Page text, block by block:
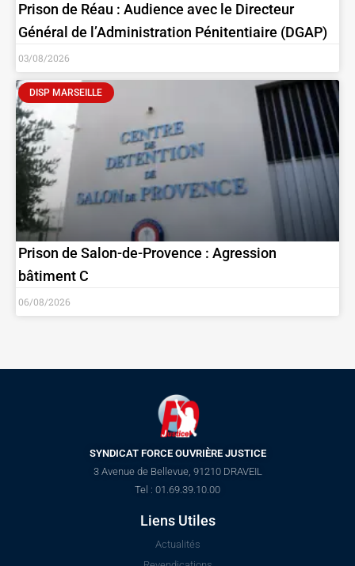
Prison de Réau : Audience avec le Directeur
Général de l’Administration Pénitentiaire (DGAP)
03/08/2026
DISP MARSEILLE
Prison de Salon-de-Provence : Agression
bâtiment C
06/08/2026
SYNDICAT FORCE OUVRIÈRE JUSTICE
3 Avenue de Bellevue, 91210 DRAVEIL
Tel : 01.69.39.10.00
Liens Utiles
Actualités